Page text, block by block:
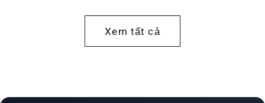
Xem tất cả